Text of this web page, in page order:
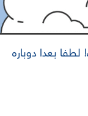
بعدا دوباره